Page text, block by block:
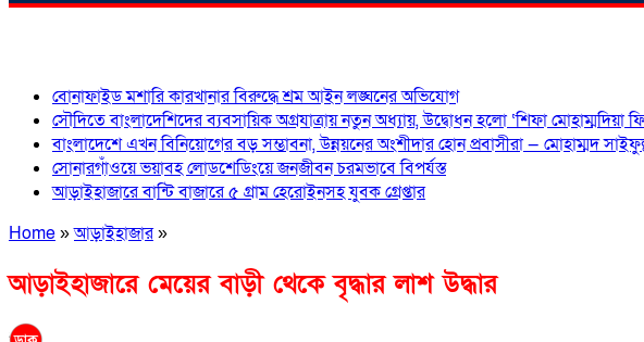
বোনাফাইড মশারি কারখানার বিরুদ্ধে শ্রম আইন লঙ্ঘনের অভিযোগ
সৌদিতে বাংলাদেশিদের ব্যবসায়িক অগ্রযাত্রায় নতুন অধ্যায়, উদ্বোধন হলো ‘শিফা মোহাম্মদিয়া
বাংলাদেশে এখন বিনিয়োগের বড় সম্ভাবনা, উন্নয়নের অংশীদার হোন প্রবাসীরা — মোহাম্মদ
সোনারগাঁওয়ে ভয়াবহ লোডশেডিংয়ে জনজীবন চরমভাবে বিপর্যস্ত
আড়াইহাজারে বান্টি বাজারে ৫ গ্রাম হেরোইনসহ যুবক গ্রেপ্তার
Home»আড়াইহাজার»
আড়াইহাজারে মেয়ের বাড়ী থেকে বৃদ্ধার লাশ উদ্ধার